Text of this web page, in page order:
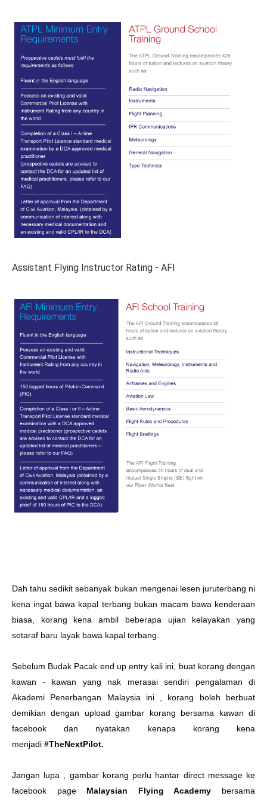
Assistant Flying Instructor Rating - AFI
Dah tahu sedikit sebanyak bukan mengenai lesen juruterbang ni
kena ingat bawa kapal terbang bukan macam bawa kenderaan
biasa, korang kena ambil beberapa ujian kelayakan yang
setaraf baru layak bawa kapal terbang.
Sebelum Budak Pacak end up entry kali ini, buat korang dengan
kawan - kawan yang nak merasai sendiri pengalaman di
Akademi Penerbangan Malaysia ini , korang boleh berbuat
demikian dengan upload gambar korang bersama kawan di
facebook dan nyatakan kenapa korang kena
menjadi #TheNextPilot.
Jangan lupa , gambar korang perlu hantar direct message ke
facebook page Malaysian Flying Academy
bersama